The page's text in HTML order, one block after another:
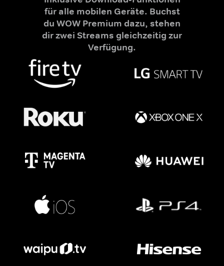
für alle mobilen Geräte. Buchst
du WOW Premium dazu, stehen
dir zwei Streams gleichzeitig zur
Verfügung.